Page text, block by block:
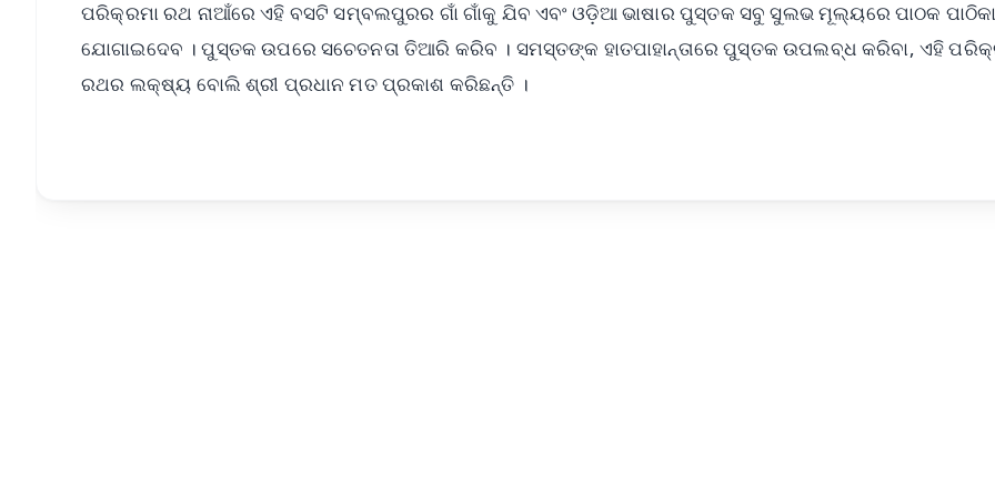
ପରିକ୍ରମା ରଥ ନାଆଁରେ ଏହି ବସଟି ସମ୍ବଲପୁରର ଗାଁ ଗାଁକୁ ଯିବ ଏବଂ ଓଡ଼ିଆ ଭାଷାର ପୁସ୍ତକ ସବୁ ସୁଲଭ ମୂଲ୍ୟରେ ପାଠକ
ଯୋଗାଇଦେବ । ପୁସ୍ତକ ଉପରେ ସଚେତନତା ତିଆରି କରିବ । ସମସ୍ତଙ୍କ ହାତପାହାନ୍ତାରେ ପୁସ୍ତକ ଉପଲବ୍ଧ କରିବା, ଏହି
ରଥର ଲକ୍ଷ୍ୟ ବୋଲି ଶ୍ରୀ ପ୍ରଧାନ ମତ ପ୍ରକାଶ କରିଛନ୍ତି ।